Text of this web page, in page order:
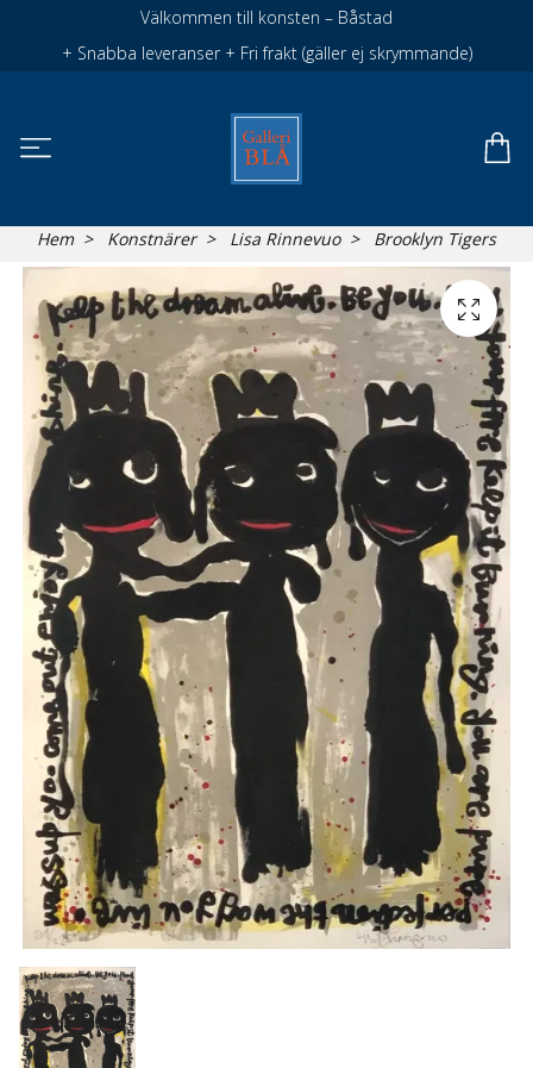
Välkommen till konsten – Båstad
+ Snabba leveranser + Fri frakt (gäller ej skrymmande)
Hem Konstnärer Lisa Rinnevuo Brooklyn Tigers